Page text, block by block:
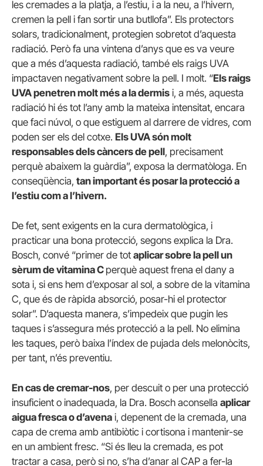
les cremades a la platja, a l’estiu, i a la neu, a l’hivern,
cremen la pell i fan sortir una butllofa”. Els protectors
solars, tradicionalment, protegien sobretot d’aquesta
radiació. Però fa una vintena d’anys que es va veure
que a més d’aquesta radiació, també els raigs UVA
impactaven negativament sobre la pell. I molt. “Els raigs
UVA penetren molt més a la dermis i, a més, aquesta
radiació hi és tot l’any amb la mateixa intensitat, encara
que faci núvol, o que estiguem al darrere de vidres, com
poden ser els del cotxe. Els UVA són molt
responsables dels càncers de pell, precisament
perquè abaixem la guàrdia”, exposa la dermatòloga. En
conseqüència, tan important és posar la protecció a
l’estiu com a l’hivern.
De fet, sent exigents en la cura dermatològica, i
practicar una bona protecció, segons explica la Dra.
Bosch, convé “primer de tot aplicar sobre la pell un
sèrum de vitamina C perquè aquest frena el dany a
sota i, si ens hem d’exposar al sol, a sobre de la vitamina
C, que és de ràpida absorció, posar-hi el protector
solar”. D’aquesta manera, s’impedeix que pugin les
taques i s’assegura més protecció a la pell. No elimina
les taques, però baixa l’índex de pujada dels melonòcits,
per tant, n’és preventiu.
En cas de cremar-nos, per descuit o per una protecció
insuficient o inadequada, la Dra. Bosch aconsella aplicar
aigua fresca o d’avena i, depenent de la cremada, una
capa de crema amb antibiòtic i cortisona i mantenir-se
en un ambient fresc. “Si és lleu la cremada, es pot
tractar a casa, però si no, s’ha d’anar al CAP a fer-la